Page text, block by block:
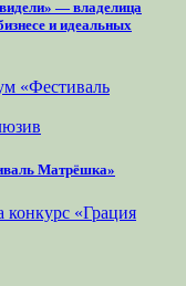
— владелица
и идеальных
Матрёшка»